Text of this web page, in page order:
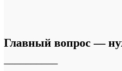
Главный вопрос —
──────────